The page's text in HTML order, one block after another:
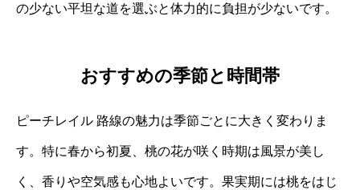
の少ない平坦な道を選ぶと体力的に負担が少ないです。
おすすめの季節と時間帯
ピーチレイル 路線の魅力は季節ごとに大きく変わりま
す。特に春から初夏、桃の花が咲く時期は風景が美し
く、香りや空気感も心地よいです。果実期には桃をはじ